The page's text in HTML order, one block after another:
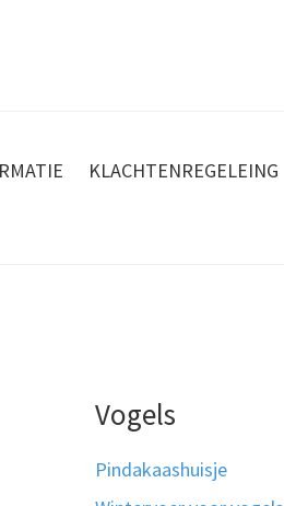
KLACHTENREGELEING
Vogels
Pindakaashuisje